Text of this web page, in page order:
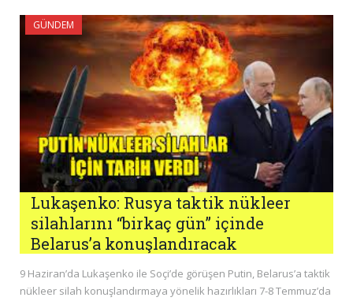
GÜNDEM
Lukaşenko: Rusya taktik nükleer
silahlarını “birkaç gün” içinde
Belarus’a konuşlandıracak
9 Haziran’da Lukaşenko ile Soçi’de görüşen Putin, Belarus’a taktik
nükleer silah konuşlandırmaya yönelik hazırlıkları 7-8 Temmuz’da